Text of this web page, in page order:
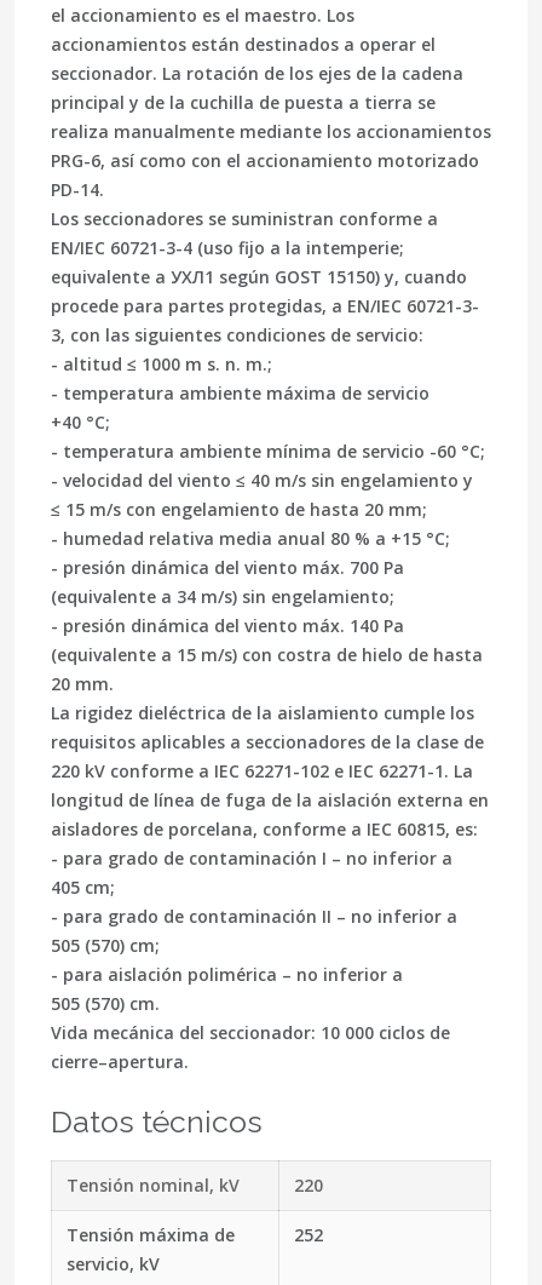
el accionamiento es el maestro. Los
accionamientos están destinados a operar el
seccionador. La rotación de los ejes de la cadena
principal y de la cuchilla de puesta a tierra se
realiza manualmente mediante los accionamientos
PRG-6, así como con el accionamiento motorizado
PD-14.
Los seccionadores se suministran conforme a
EN/IEC 60721-3-4 (uso fijo a la intemperie;
equivalente a УХЛ1 según GOST 15150) y, cuando
procede para partes protegidas, a EN/IEC 60721-3-
3, con las siguientes condiciones de servicio:
- altitud ≤ 1000 m s. n. m.;
- temperatura ambiente máxima de servicio
+40 °C;
- temperatura ambiente mínima de servicio -60 °C;
- velocidad del viento ≤ 40 m/s sin engelamiento y
≤ 15 m/s con engelamiento de hasta 20 mm;
- humedad relativa media anual 80 % a +15 °C;
- presión dinámica del viento máx. 700 Pa
(equivalente a 34 m/s) sin engelamiento;
- presión dinámica del viento máx. 140 Pa
(equivalente a 15 m/s) con costra de hielo de hasta
20 mm.
La rigidez dieléctrica de la aislamiento cumple los
requisitos aplicables a seccionadores de la clase de
220 kV conforme a IEC 62271-102 e IEC 62271-1. La
longitud de línea de fuga de la aislación externa en
aisladores de porcelana, conforme a IEC 60815, es:
- para grado de contaminación I – no inferior a
405 cm;
- para grado de contaminación II – no inferior a
505 (570) cm;
- para aislación polimérica – no inferior a
505 (570) cm.
Vida mecánica del seccionador: 10 000 ciclos de
cierre–apertura.
Datos técnicos
Tensión nominal, kV 220
Tensión máxima de
servicio, kV
252